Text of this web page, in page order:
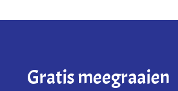
Gratis meegraaien